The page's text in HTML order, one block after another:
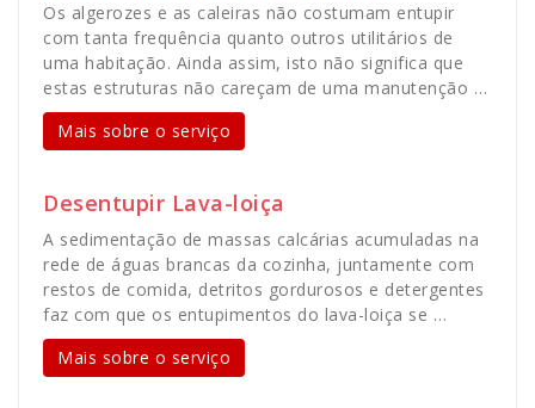
Os algerozes e as caleiras não costumam entupir
com tanta frequência quanto outros utilitários de
uma habitação. Ainda assim, isto não significa que
estas estruturas não careçam de uma manutenção …
Mais sobre o serviço
Desentupir Lava-loiça
A sedimentação de massas calcárias acumuladas na
rede de águas brancas da cozinha, juntamente com
restos de comida, detritos gordurosos e detergentes
faz com que os entupimentos do lava-loiça se …
Mais sobre o serviço